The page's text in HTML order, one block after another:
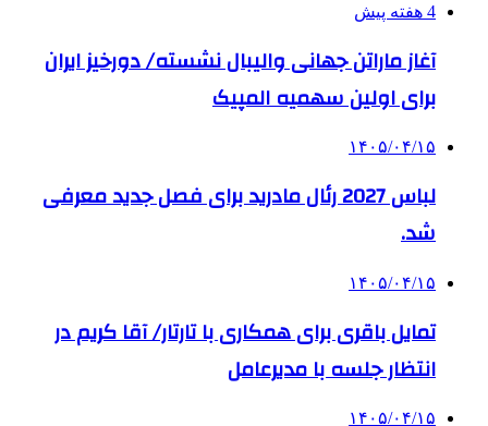
4 هفته پیش
آغاز ماراتن جهانی والیبال نشسته/ دورخیز ایران
برای اولین سهمیه المپیک
۱۴۰۵/۰۴/۱۵
لباس 2027 رئال مادرید برای فصل جدید معرفی
شد.
۱۴۰۵/۰۴/۱۵
تمایل باقری برای همکاری با تارتار/ آقا کریم در
انتظار جلسه با مدیرعامل
۱۴۰۵/۰۴/۱۵